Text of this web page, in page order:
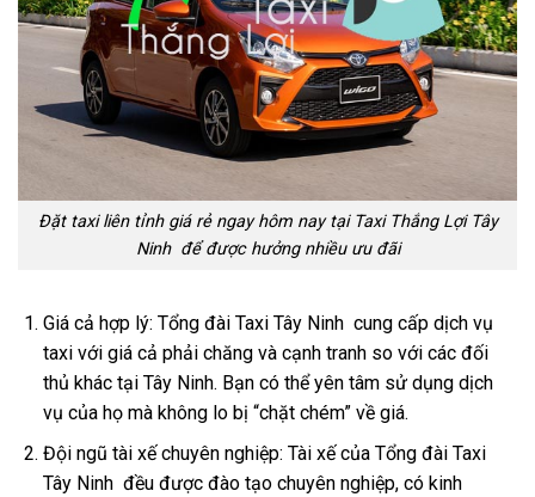
Đặt taxi liên tỉnh giá rẻ ngay hôm nay tại Taxi Thắng Lợi Tây
Ninh để được hưởng nhiều ưu đãi
Giá cả hợp lý: Tổng đài Taxi Tây Ninh cung cấp dịch vụ
taxi với giá cả phải chăng và cạnh tranh so với các đối
thủ khác tại Tây Ninh. Bạn có thể yên tâm sử dụng dịch
vụ của họ mà không lo bị “chặt chém” về giá.
Đội ngũ tài xế chuyên nghiệp: Tài xế của Tổng đài Taxi
Tây Ninh đều được đào tạo chuyên nghiệp, có kinh